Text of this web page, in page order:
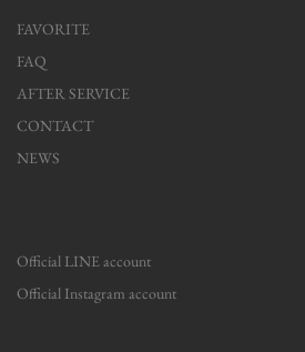
FAVORITE
FAQ
AFTER SERVICE
CONTACT
NEWS
Official LINE account
Official Instagram account